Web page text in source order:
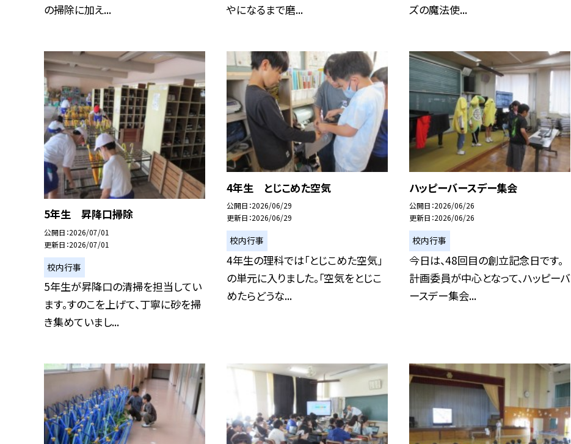
の掃除に加え...
やになるまで磨...
ズの魔法使...
5年生 昇降口掃除
公開日 2026/07/01
更新日 2026/07/01
校内行事
5年生が昇降口の清掃を担当してい
ます。すのこを上げて、丁寧に砂を掃
き集めていまし...
4年生 とじこめた空気
公開日 2026/06/29
更新日 2026/06/29
校内行事
4年生の理科では「とじこめた空気」
の単元に入りました。「空気をとじこ
めたらどうな...
ハッピーバースデー集会
公開日 2026/06/26
更新日 2026/06/26
校内行事
今日は、48回目の創立記念日です。
計画委員が中心となって、ハッピーバ
ースデー集会...